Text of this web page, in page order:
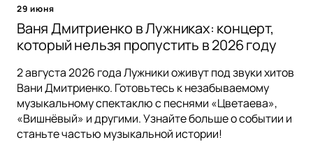
29 июня
Ваня Дмитриенко в Лужниках: концерт,
который нельзя пропустить в 2026 году
2 августа 2026 года Лужники оживут под звуки хитов
Вани Дмитриенко. Готовьтесь к незабываемому
музыкальному спектаклю с песнями «Цветаева»,
«Вишнёвый» и другими. Узнайте больше о событии и
станьте частью музыкальной истории!